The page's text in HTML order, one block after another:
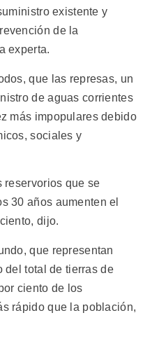
existente y
de la
experta.
que las represas, un
de aguas corrientes
más impopulares debido
sociales y
reservorios que se
30 años aumenten el
dijo.
que representan
del total de tierras de
ciento de los
rápido que la población,